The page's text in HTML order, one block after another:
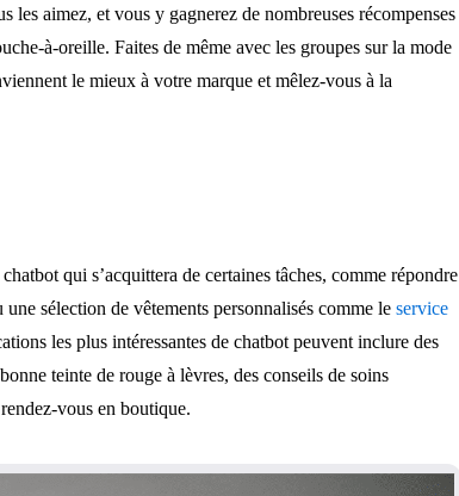
les aimez, et vous y gagnerez de nombreuses récompenses
à-oreille. Faites de même avec les groupes sur la mode
le mieux à votre marque et mêlez-vous à la
qui s’acquittera de certaines tâches, comme répondre
sélection de vêtements personnalisés comme leservice
les plus intéressantes de chatbot peuvent inclure des
teinte de rouge à lèvres, des conseils de soins
vous en boutique.